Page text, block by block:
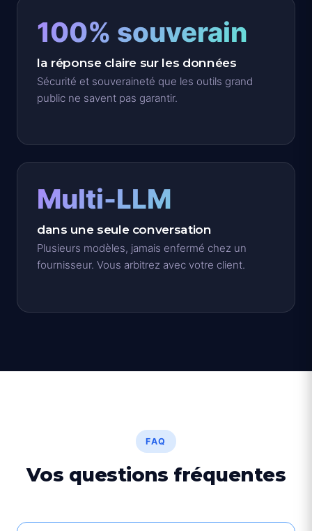
100% souverain
la réponse claire sur les données
Sécurité et souveraineté que les outils grand
public ne savent pas garantir.
Multi-LLM
dans une seule conversation
Plusieurs modèles, jamais enfermé chez un
fournisseur. Vous arbitrez avec votre client.
FAQ
Vos questions fréquentes